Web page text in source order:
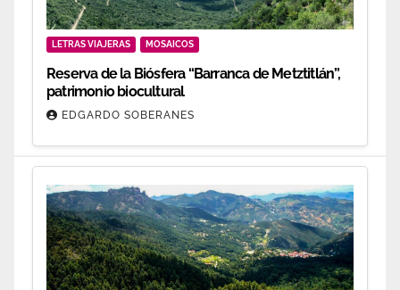
LETRAS VIAJERAS MOSAICOS
Reserva de la Biósfera “Barranca de Metztitlán”,
patrimonio biocultural
EDGARDO SOBERANES